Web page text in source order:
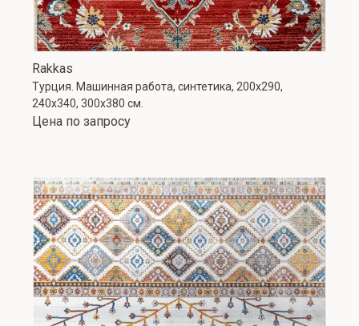
Rakkas
Турция. Машинная работа, синтетика, 200х290,
240х340, 300х380 см.
Цена по запросу